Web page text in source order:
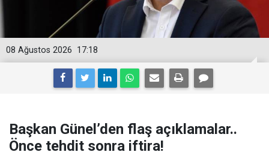
17:18
08 Ağustos 2026
Başkan Günel’den flaş açıklamalar..
Önce tehdit sonra iftira!